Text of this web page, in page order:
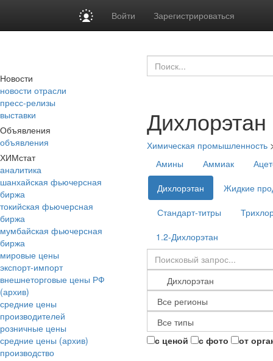
Войти Зарегистрироваться
Новости
новости отрасли
пресс-релизы
выставки
Объявления
объявления
ХИМстат
аналитика
шанхайская фьючерсная
биржа
токийская фьючерсная
биржа
мумбайская фьючерсная
биржа
мировые цены
экспорт-импорт
внешнеторговые цены РФ
(архив)
средние цены
производителей
розничные цены
средние цены (архив)
производство
Дихлорэтан
Химическая промышленность
Амины
Аммиак
Дихлорэтан
Жидкие
Стандарт-титры
1.2-Дихлорэтан
с ценой с фото от